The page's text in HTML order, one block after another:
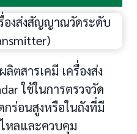
ลิตสารเคมี เครื่องส่ง
ใช้ในการตรวจวัด
ร่อนสูงหรือในถังที่มี
หลและควบคุม